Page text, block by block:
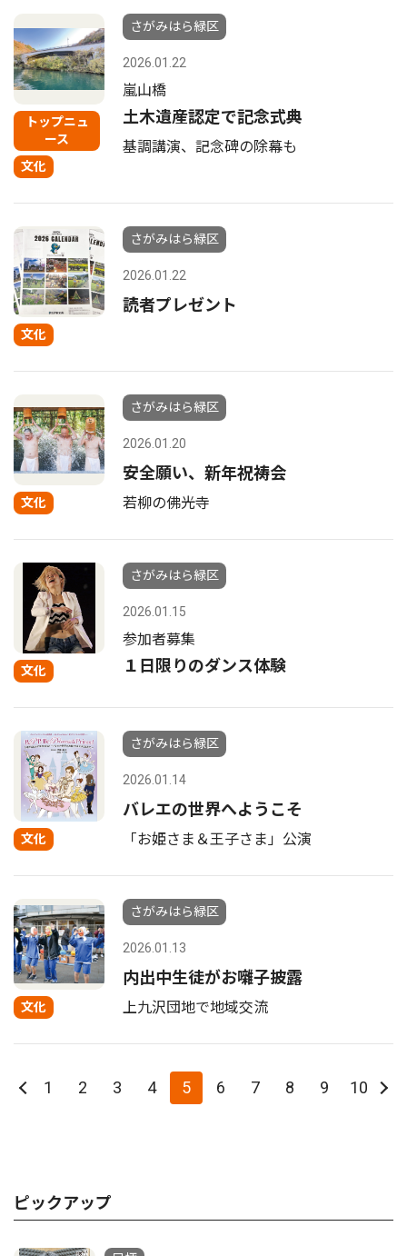
トップニュ
ース
文化
さがみはら緑区
2026.01.22
嵐山橋
土木遺産認定で記念式典
基調講演、記念碑の除幕も
文化
さがみはら緑区
2026.01.22
読者プレゼント
文化
さがみはら緑区
2026.01.20
安全願い、新年祝祷会
若柳の佛光寺
文化
さがみはら緑区
2026.01.15
参加者募集
１日限りのダンス体験
文化
さがみはら緑区
2026.01.14
バレエの世界へようこそ
「お姫さま＆王子さま」公演
文化
さがみはら緑区
2026.01.13
内出中生徒がお囃子披露
上九沢団地で地域交流
1 2 3 4 5 6 7 8 9 10
ピックアップ